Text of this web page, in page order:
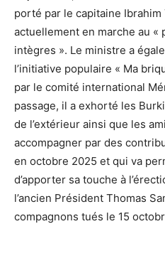
porté par le capitaine Ibrahim
actuellement en marche au «
intègres ». Le ministre a
l’initiative populaire « Ma
par le comité international
passage, il a exhorté les
de l’extérieur ainsi que les
accompagner par des
en octobre 2025 et qui va
d’apporter sa touche à
l’ancien Président Thomas
compagnons tués le 15